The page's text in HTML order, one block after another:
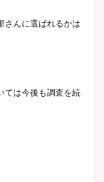
さんに選ばれるかは
ては今後も調査を続